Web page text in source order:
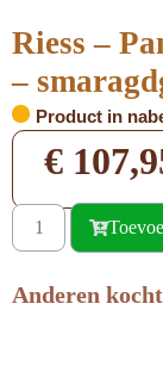
Riess –
–
Product in
€
Anderen